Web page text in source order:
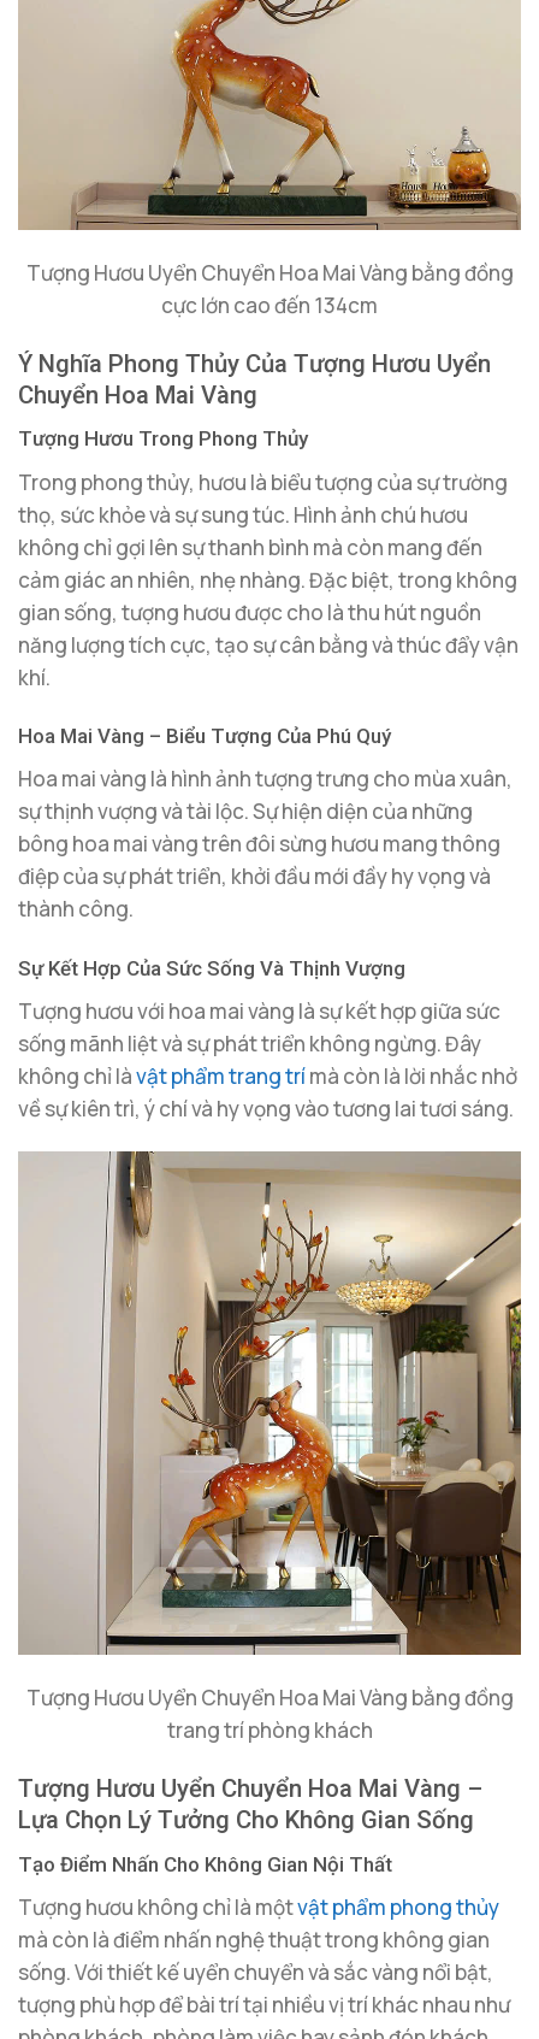
Tượng Hươu Uyển Chuyển Hoa Mai Vàng bằng đồng
cực lớn cao đến 134cm
Ý Nghĩa Phong Thủy Của Tượng Hươu Uyển
Chuyển Hoa Mai Vàng
Tượng Hươu Trong Phong Thủy
Trong phong thủy, hươu là biểu tượng của sự trường
thọ, sức khỏe và sự sung túc. Hình ảnh chú hươu
không chỉ gợi lên sự thanh bình mà còn mang đến
cảm giác an nhiên, nhẹ nhàng. Đặc biệt, trong không
gian sống, tượng hươu được cho là thu hút nguồn
năng lượng tích cực, tạo sự cân bằng và thúc đẩy vận
khí.
Hoa Mai Vàng – Biểu Tượng Của Phú Quý
Hoa mai vàng là hình ảnh tượng trưng cho mùa xuân,
sự thịnh vượng và tài lộc. Sự hiện diện của những
bông hoa mai vàng trên đôi sừng hươu mang thông
điệp của sự phát triển, khởi đầu mới đầy hy vọng và
thành công.
Sự Kết Hợp Của Sức Sống Và Thịnh Vượng
Tượng hươu với hoa mai vàng là sự kết hợp giữa sức
sống mãnh liệt và sự phát triển không ngừng. Đây
không chỉ làvật phẩm trang trímà còn là lời nhắc nhở
về sự kiên trì, ý chí và hy vọng vào tương lai tươi sáng.
Tượng Hươu Uyển Chuyển Hoa Mai Vàng bằng đồng
trang trí phòng khách
Tượng Hươu Uyển Chuyển Hoa Mai Vàng –
Lựa Chọn Lý Tưởng Cho Không Gian Sống
Tạo Điểm Nhấn Cho Không Gian Nội Thất
Tượng hươu không chỉ là mộtvật phẩm phong thủy
mà còn là điểm nhấn nghệ thuật trong không gian
sống. Với thiết kế uyển chuyển và sắc vàng nổi bật,
tượng phù hợp để bài trí tại nhiều vị trí khác nhau như